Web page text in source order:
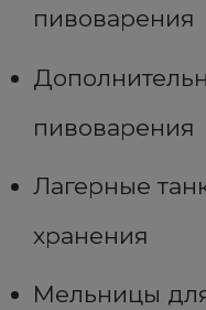
пивоварения
пивоварения
Лагерные
хранения
Мельницы